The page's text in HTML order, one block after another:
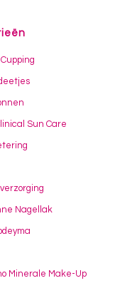
Sun Care
Nagellak
Minerale Make-Up